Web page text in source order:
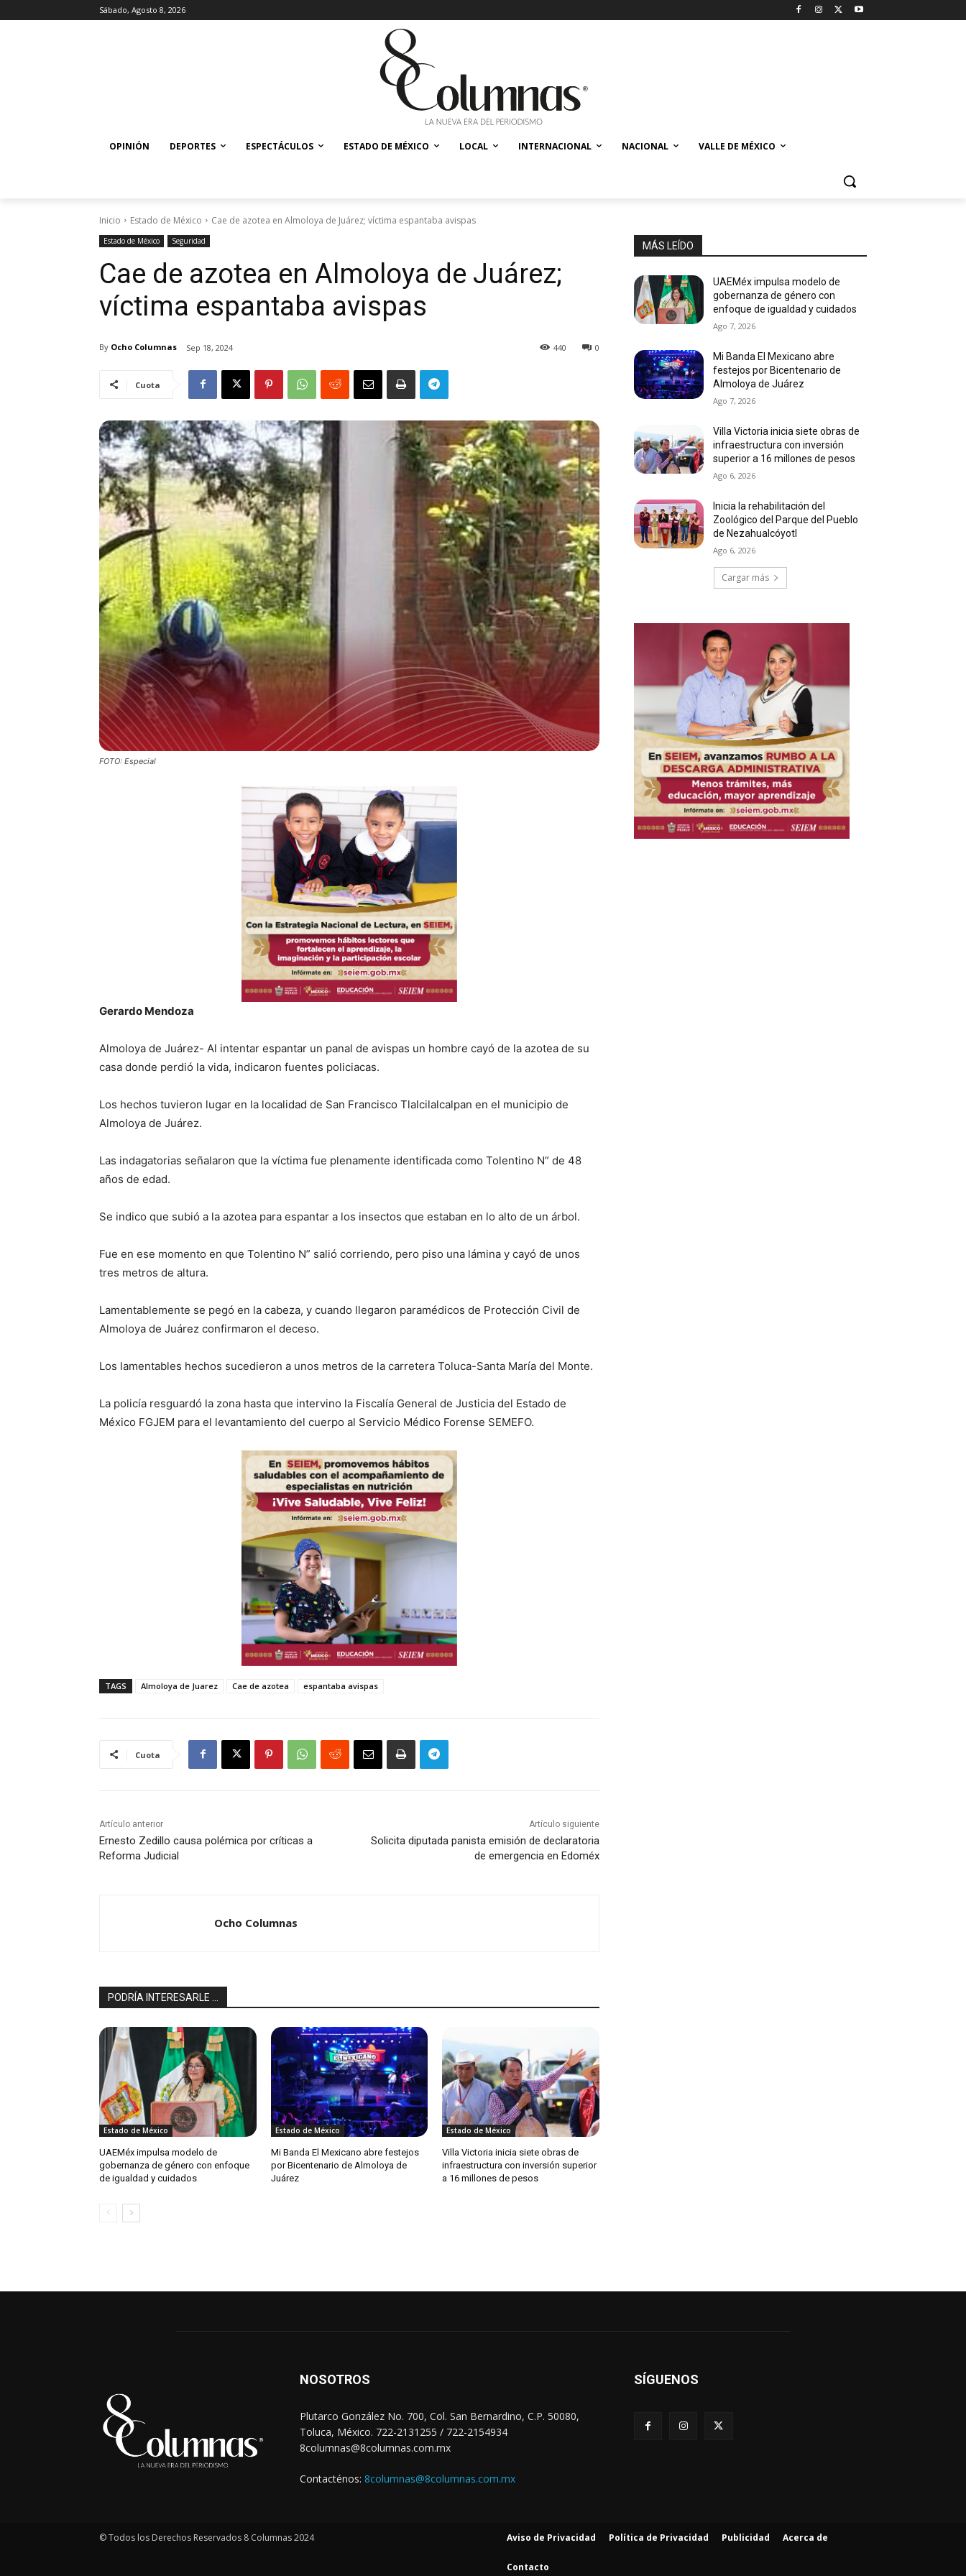
Sábado, Agosto 8, 2026
OPINIÓN DEPORTES ESPECTÁCULOS ESTADO DE MÉXICO LOCAL INTERNACIONAL NACIONAL VALLE DE MÉXICO
Inicio Estado de México Cae de azotea en Almoloya de Juárez; víctima espantaba avispas
Estado de México Seguridad
Cae de azotea en Almoloya de Juárez;
víctima espantaba avispas
By Ocho Columnas Sep 18, 2024 0
440
Cuota
FOTO: Especial
Gerardo Mendoza
Almoloya de Juárez- Al intentar espantar un panal de avispas un hombre cayó de la azotea de su
casa donde perdió la vida, indicaron fuentes policiacas.
Los hechos tuvieron lugar en la localidad de San Francisco Tlalcilalcalpan en el municipio de
Almoloya de Juárez.
Las indagatorias señalaron que la víctima fue plenamente identificada como Tolentino N” de 48
años de edad.
Se indico que subió a la azotea para espantar a los insectos que estaban en lo alto de un árbol.
Fue en ese momento en que Tolentino N” salió corriendo, pero piso una lámina y cayó de unos
tres metros de altura.
Lamentablemente se pegó en la cabeza, y cuando llegaron paramédicos de Protección Civil de
Almoloya de Juárez confirmaron el deceso.
Los lamentables hechos sucedieron a unos metros de la carretera Toluca-Santa María del Monte.
La policía resguardó la zona hasta que intervino la Fiscalía General de Justicia del Estado de
México FGJEM para el levantamiento del cuerpo al Servicio Médico Forense SEMEFO.
TAGS Almoloya de Juarez Cae de azotea espantaba avispas
Cuota
Artículo anterior
Ernesto Zedillo causa polémica por críticas a
Reforma Judicial
Artículo siguiente
Solicita diputada panista emisión de declaratoria
de emergencia en Edoméx
Ocho Columnas
PODRÍA INTERESARLE ...
Estado de México
UAEMéx impulsa modelo de
gobernanza de género con enfoque
de igualdad y cuidados
Estado de México
Mi Banda El Mexicano abre festejos
por Bicentenario de Almoloya de
Juárez
Estado de México
Villa Victoria inicia siete obras de
infraestructura con inversión superior
a 16 millones de pesos
MÁS LEÍDO
UAEMéx impulsa modelo de
gobernanza de género con
enfoque de igualdad y cuidados
Ago 7, 2026
Mi Banda El Mexicano abre
festejos por Bicentenario de
Almoloya de Juárez
Ago 7, 2026
Villa Victoria inicia siete obras de
infraestructura con inversión
superior a 16 millones de pesos
Ago 6, 2026
Inicia la rehabilitación del
Zoológico del Parque del Pueblo
de Nezahualcóyotl
Ago 6, 2026
Cargar más
NOSOTROS
Plutarco González No. 700, Col. San Bernardino, C.P. 50080,
Toluca, México. 722-2131255 / 722-2154934
8columnas@8columnas.com.mx
Contacténos: 8columnas@8columnas.com.mx
SÍGUENOS
© Todos los Derechos Reservados 8 Columnas 2024 Aviso de Privacidad Política de Privacidad Publicidad Acerca de
Contacto